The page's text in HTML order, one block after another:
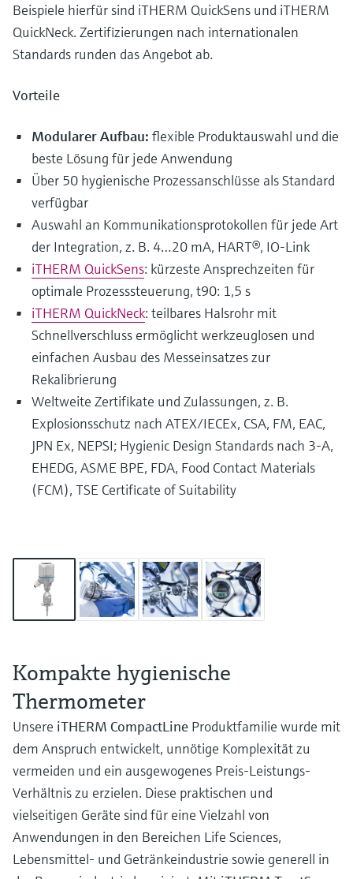
Beispiele hierfür sind iTHERM QuickSens und iTHERM
QuickNeck. Zertifizierungen nach internationalen
Standards runden das Angebot ab.
Vorteile
Modularer Aufbau: flexible Produktauswahl und die
beste Lösung für jede Anwendung
Über 50 hygienische Prozessanschlüsse als Standard
verfügbar
Auswahl an Kommunikationsprotokollen für jede Art
der Integration, z. B. 4…20 mA, HART®, IO-Link
iTHERM QuickSens: kürzeste Ansprechzeiten für
optimale Prozesssteuerung, t90: 1,5 s
iTHERM QuickNeck: teilbares Halsrohr mit
Schnellverschluss ermöglicht werkzeuglosen und
einfachen Ausbau des Messeinsatzes zur
Rekalibrierung
Weltweite Zertifikate und Zulassungen, z. B.
Explosionsschutz nach ATEX/IECEx, CSA, FM, EAC,
JPN Ex, NEPSI; Hygienic Design Standards nach 3-A,
EHEDG, ASME BPE, FDA, Food Contact Materials
(FCM), TSE Certificate of Suitability
Kompakte hygienische
Thermometer
Unsere iTHERM CompactLine Produktfamilie wurde mit
dem Anspruch entwickelt, unnötige Komplexität zu
vermeiden und ein ausgewogenes Preis-Leistungs-
Verhältnis zu erzielen. Diese praktischen und
vielseitigen Geräte sind für eine Vielzahl von
Anwendungen in den Bereichen Life Sciences,
Lebensmittel- und Getränkeindustrie sowie generell in